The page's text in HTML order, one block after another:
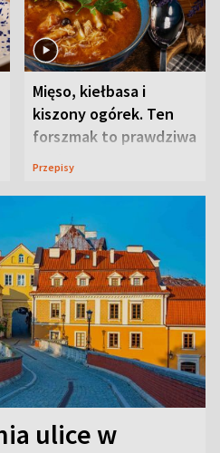
Mięso, kiełbasa i
kiszony ogórek. Ten
forszmak to prawdziwa
uczta
Przepisy
ulice w